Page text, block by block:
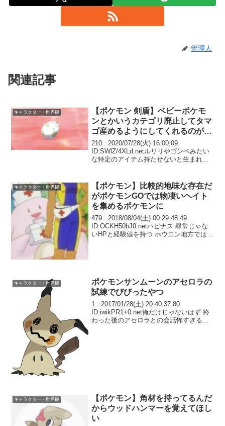
管理人
関連記事
キャラクター・世界観
【ポケモン 剣盾】ベビーポケモ
ンとかいうカテゴリ廃止してタマ
ゴ産めるようにしてくれるのが一
番なんだけど
210 : 2020/07/28(火) 16:00:09
ID:SWlZ/4XLd.netルリリやゴンベみたい
な特定のアイテム持たせないと生まれて
に普通に生まれてくる...
キャラクター・世界観
【ポケモン】比較的地味な存在だ
がポケモンGOでは物凄いヘイト
を集めるポケモンに
479 : 2018/08/04(土) 00:29:48.49
ID:OCKH50bJ0.netハピナス 尋常じゃな
いHPと経験値を持つ ホウエン地方では秘
キャラクター・世界観
ポケモンサンムーンのアセロラの
試練でびびったやつ
1 : 2017/01/28(土) 20:40:37.80
ID:iwikPR1+0.net俺だけじゃないはず 終
わった後のアセロラとの会話怖すぎるだ
キャラクター・世界観
【ポケモン】角材を持ってるんだ
からウッドハンマーを覚えてほし
い